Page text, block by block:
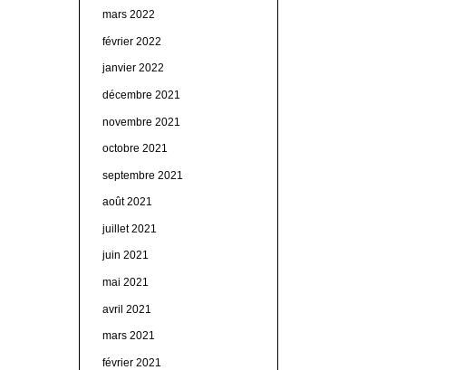
mars 2022
février 2022
janvier 2022
décembre 2021
novembre 2021
octobre 2021
septembre 2021
août 2021
juillet 2021
juin 2021
mai 2021
avril 2021
mars 2021
février 2021